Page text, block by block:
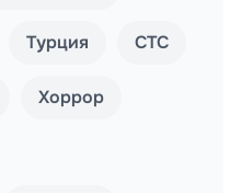
Турция СТС
Хоррор